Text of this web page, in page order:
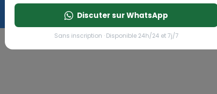
Discuter sur WhatsApp
Sans inscription · Disponible 24h/24 et 7j/7